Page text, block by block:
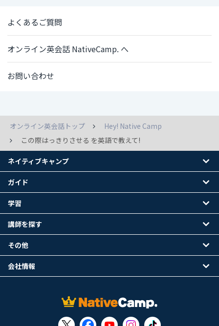
よくあるご質問
オンライン英会話 NativeCamp. へ
お問い合わせ
オンライン英会話トップ
Hey! Native Camp
この際はっきりさせる を英語で教えて!
ネイティブキャンプ
ガイド
学習
講師を探す
その他
会社情報